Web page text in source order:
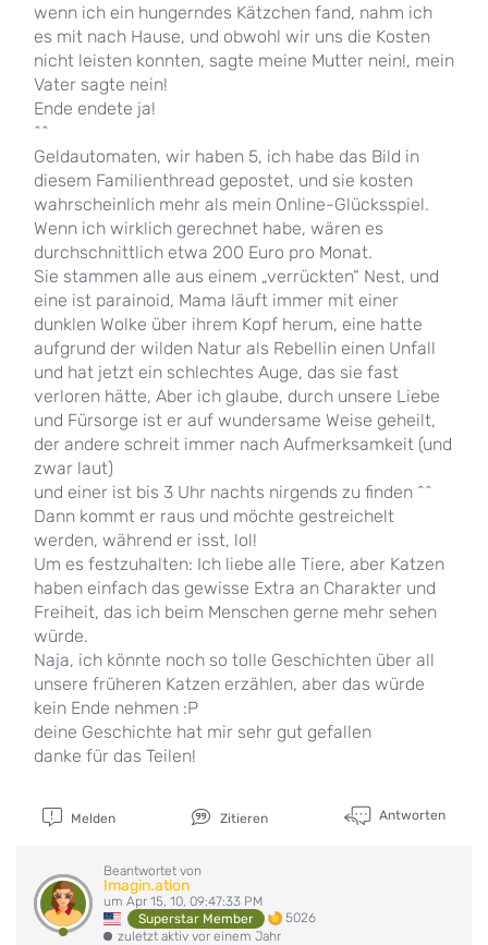
wenn ich ein hungerndes Kätzchen fand, nahm ich
es mit nach Hause, und obwohl wir uns die Kosten
nicht leisten konnten, sagte meine Mutter nein!, mein
Vater sagte nein!
Ende endete ja!
^^
Geldautomaten, wir haben 5, ich habe das Bild in
diesem Familienthread gepostet, und sie kosten
wahrscheinlich mehr als mein Online-Glücksspiel.
Wenn ich wirklich gerechnet habe, wären es
durchschnittlich etwa 200 Euro pro Monat.
Sie stammen alle aus einem „verrückten“ Nest, und
eine ist parainoid, Mama läuft immer mit einer
dunklen Wolke über ihrem Kopf herum, eine hatte
aufgrund der wilden Natur als Rebellin einen Unfall
und hat jetzt ein schlechtes Auge, das sie fast
verloren hätte, Aber ich glaube, durch unsere Liebe
und Fürsorge ist er auf wundersame Weise geheilt,
der andere schreit immer nach Aufmerksamkeit (und
zwar laut)
und einer ist bis 3 Uhr nachts nirgends zu finden ^^
Dann kommt er raus und möchte gestreichelt
werden, während er isst, lol!
Um es festzuhalten: Ich liebe alle Tiere, aber Katzen
haben einfach das gewisse Extra an Charakter und
Freiheit, das ich beim Menschen gerne mehr sehen
würde.
Naja, ich könnte noch so tolle Geschichten über all
unsere früheren Katzen erzählen, aber das würde
kein Ende nehmen :P
deine Geschichte hat mir sehr gut gefallen
danke für das Teilen!
Melden Zitieren Antworten
Beantwortet von
Imagin.ation
um Apr 15, 10, 09:47:33 PM
Superstar Member
5026
zuletzt aktiv vor einem Jahr